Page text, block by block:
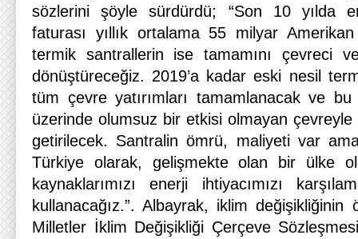
sözlerini şöyle sürdürdü; “Son 10 yılda
faturası yıllık ortalama 55 milyar
termik santrallerin ise tamamını çevreci
dönüştüreceğiz. 2019’a kadar eski nesil
tüm çevre yatırımları tamamlanacak ve bu
üzerinde olumsuz bir etkisi olmayan
getirilecek. Santralin ömrü, maliyeti var
Türkiye olarak, gelişmekte olan bir ülke
kaynaklarımızı enerji ihtiyacımızı
kullanacağız.”. Albayrak, iklim değişikliğinin
Milletler İklim Değişikliği Çerçeve